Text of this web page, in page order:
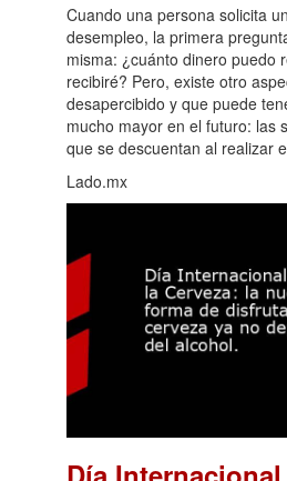
Cuando una persona solicita
desempleo, la primera
misma: ¿cuánto dinero puedo
recibiré? Pero, existe otro
desapercibido y que puede
mucho mayor en el futuro: las
que se descuentan al realizar
Lado.mx